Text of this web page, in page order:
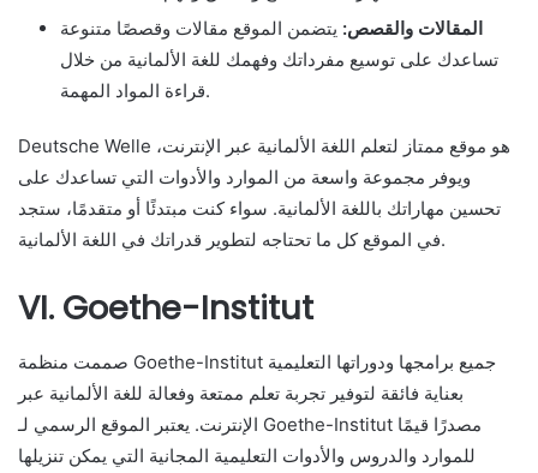
المقالات والقصص: يتضمن الموقع مقالات وقصصًا متنوعة
تساعدك على توسيع مفرداتك وفهمك للغة الألمانية من خلال
قراءة المواد المهمة.
Deutsche Welle هو موقع ممتاز لتعلم اللغة الألمانية عبر الإنترنت،
ويوفر مجموعة واسعة من الموارد والأدوات التي تساعدك على
تحسين مهاراتك باللغة الألمانية. سواء كنت مبتدئًا أو متقدمًا، ستجد
في الموقع كل ما تحتاجه لتطوير قدراتك في اللغة الألمانية.
VI. Goethe-Institut
صممت منظمة Goethe-Institut جميع برامجها ودوراتها التعليمية
بعناية فائقة لتوفير تجربة تعلم ممتعة وفعالة للغة الألمانية عبر
الإنترنت. يعتبر الموقع الرسمي لـ Goethe-Institut مصدرًا قيمًا
للموارد والدروس والأدوات التعليمية المجانية التي يمكن تنزيلها